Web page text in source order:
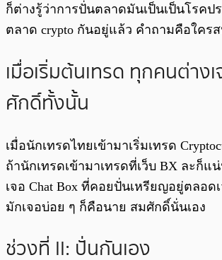
ก็ต่างรู้ว่าการปั่นตลาดมันเป็นเป็นโรคป
ตลาด crypto กันอยู่แล้ว คำถามคือใครส
เมื่อเริ่มต้นเทรด ทุกคนต่าง
ศักดิ์ทั้งนั้น
เมื่อนักเทรดไทยเข้ามาเริ่มเทรด
ถ้านักเทรดเข้ามาเทรดที่เว็บ BX ละก็แ
เจอ Chat Box ที่คอยปั่นเหรียญอยู่ตลอด
มักเจอบ่อย ๆ ก็คือนาย สมศักดิ์นั่นเอง
ช่วงที่ II: ปั่นกันเอง